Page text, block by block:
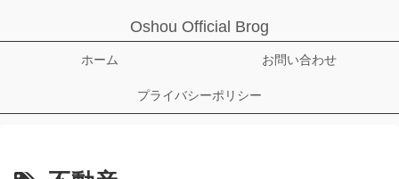
Oshou Official Brog
ホーム お問い合わせ
プライバシーポリシー